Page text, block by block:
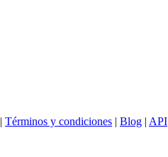
| Términos y condiciones | Blog | API